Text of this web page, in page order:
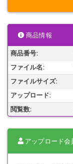
商品情報
商品番号:
ファイル名:
ファイルサイズ:
アップロード:
閲覧数:
アップロード会